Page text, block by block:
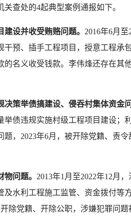
关查处的4起典型案例通报如下。
设并收受贿赂问题。 2016年6月
预、插手工程项目，授意工程承
名义收受钱款。李伟烽还存在其
策举债搞建设、侵吞村集体资金问
债违规实施村级工程项目建设；
，2023年6月，被开除党籍、责
问题。 2013年1月至2022年12月
水利工程施工监管、资金拨付等
除党籍、开除公职，涉嫌犯罪问题